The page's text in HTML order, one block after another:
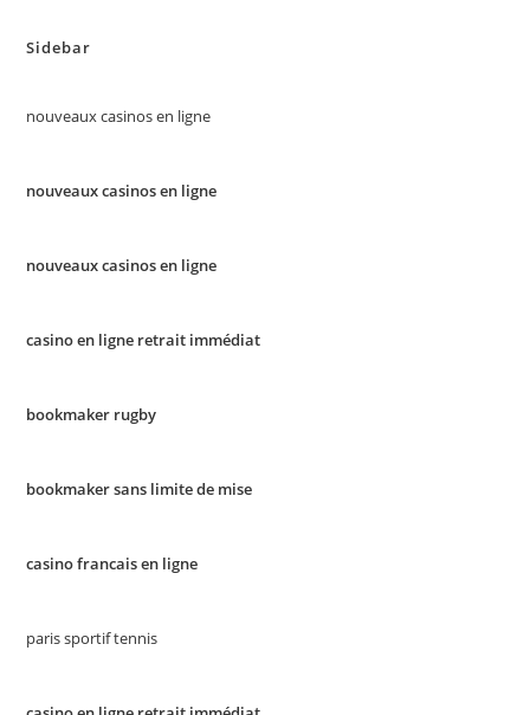
Sidebar
nouveaux casinos en ligne
nouveaux casinos en ligne
nouveaux casinos en ligne
casino en ligne retrait immédiat
bookmaker rugby
bookmaker sans limite de mise
casino francais en ligne
paris sportif tennis